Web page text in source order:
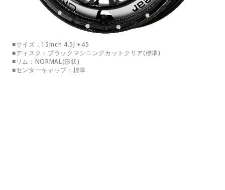
■サイズ：15inch 4.5J +45
■ディスク：ブラックマシニングカットクリア(標準)
■リム：NORMAL(形状)
■センターキャップ：標準